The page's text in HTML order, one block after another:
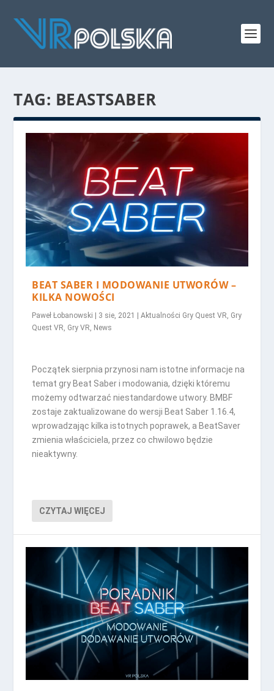
TAG: BEASTSABER
BEAT SABER I MODOWANIE UTWORÓW –
KILKA NOWOŚCI
Paweł Łobanowski | 3 sie, 2021 |Aktualności Gry Quest VR Gry
Quest VR Gry VR News
Początek sierpnia przynosi nam istotne informacje na
temat gry Beat Saber i modowania, dzięki któremu
możemy odtwarzać niestandardowe utwory. BMBF
zostaje zaktualizowane do wersji Beat Saber 1.16.4,
wprowadzając kilka istotnych poprawek, a BeatSaver
zmienia właściciela, przez co chwilowo będzie
nieaktywny.
CZYTAJ WIĘCEJ